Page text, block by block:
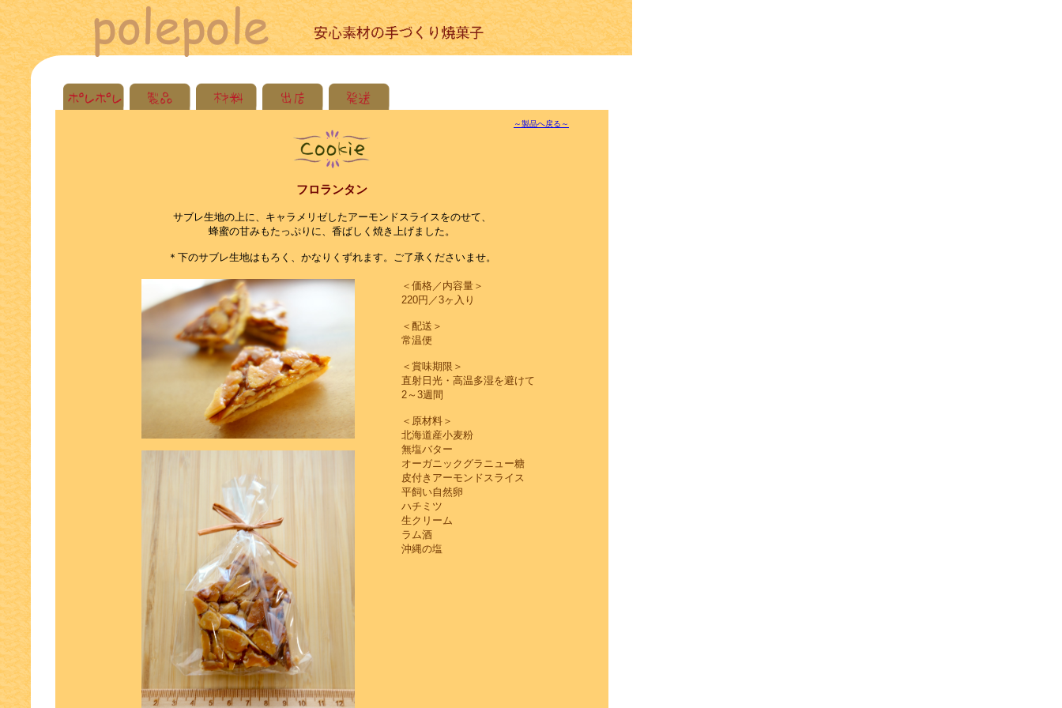
～製品へ戻る～
フロランタン
サブレ生地の上に、キャラメリゼしたアーモンドスライスをのせて、
蜂蜜の甘みもたっぷりに、香ばしく焼き上げました。
＊下のサブレ生地はもろく、かなりくずれます。ご了承くださいませ。
＜価格／内容量＞
220円／3ヶ入り
＜配送＞
常温便
＜賞味期限＞
直射日光・高温多湿を避けて
2～3週間
＜原材料＞
北海道産小麦粉
無塩バター
オーガニックグラニュー糖
皮付きアーモンドスライス
平飼い自然卵
ハチミツ
生クリーム
ラム酒
沖縄の塩